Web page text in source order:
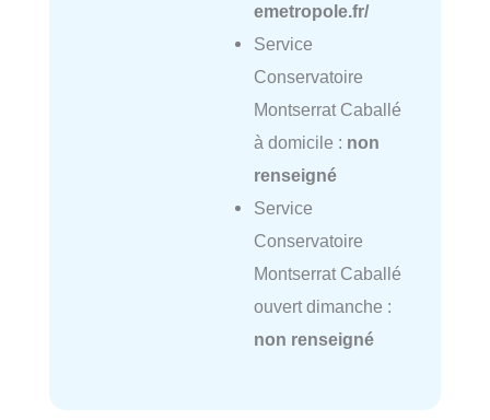
emetropole.fr/
Service
Conservatoire
Montserrat Caballé
à domicile : non
renseigné
Service
Conservatoire
Montserrat Caballé
ouvert dimanche :
non renseigné